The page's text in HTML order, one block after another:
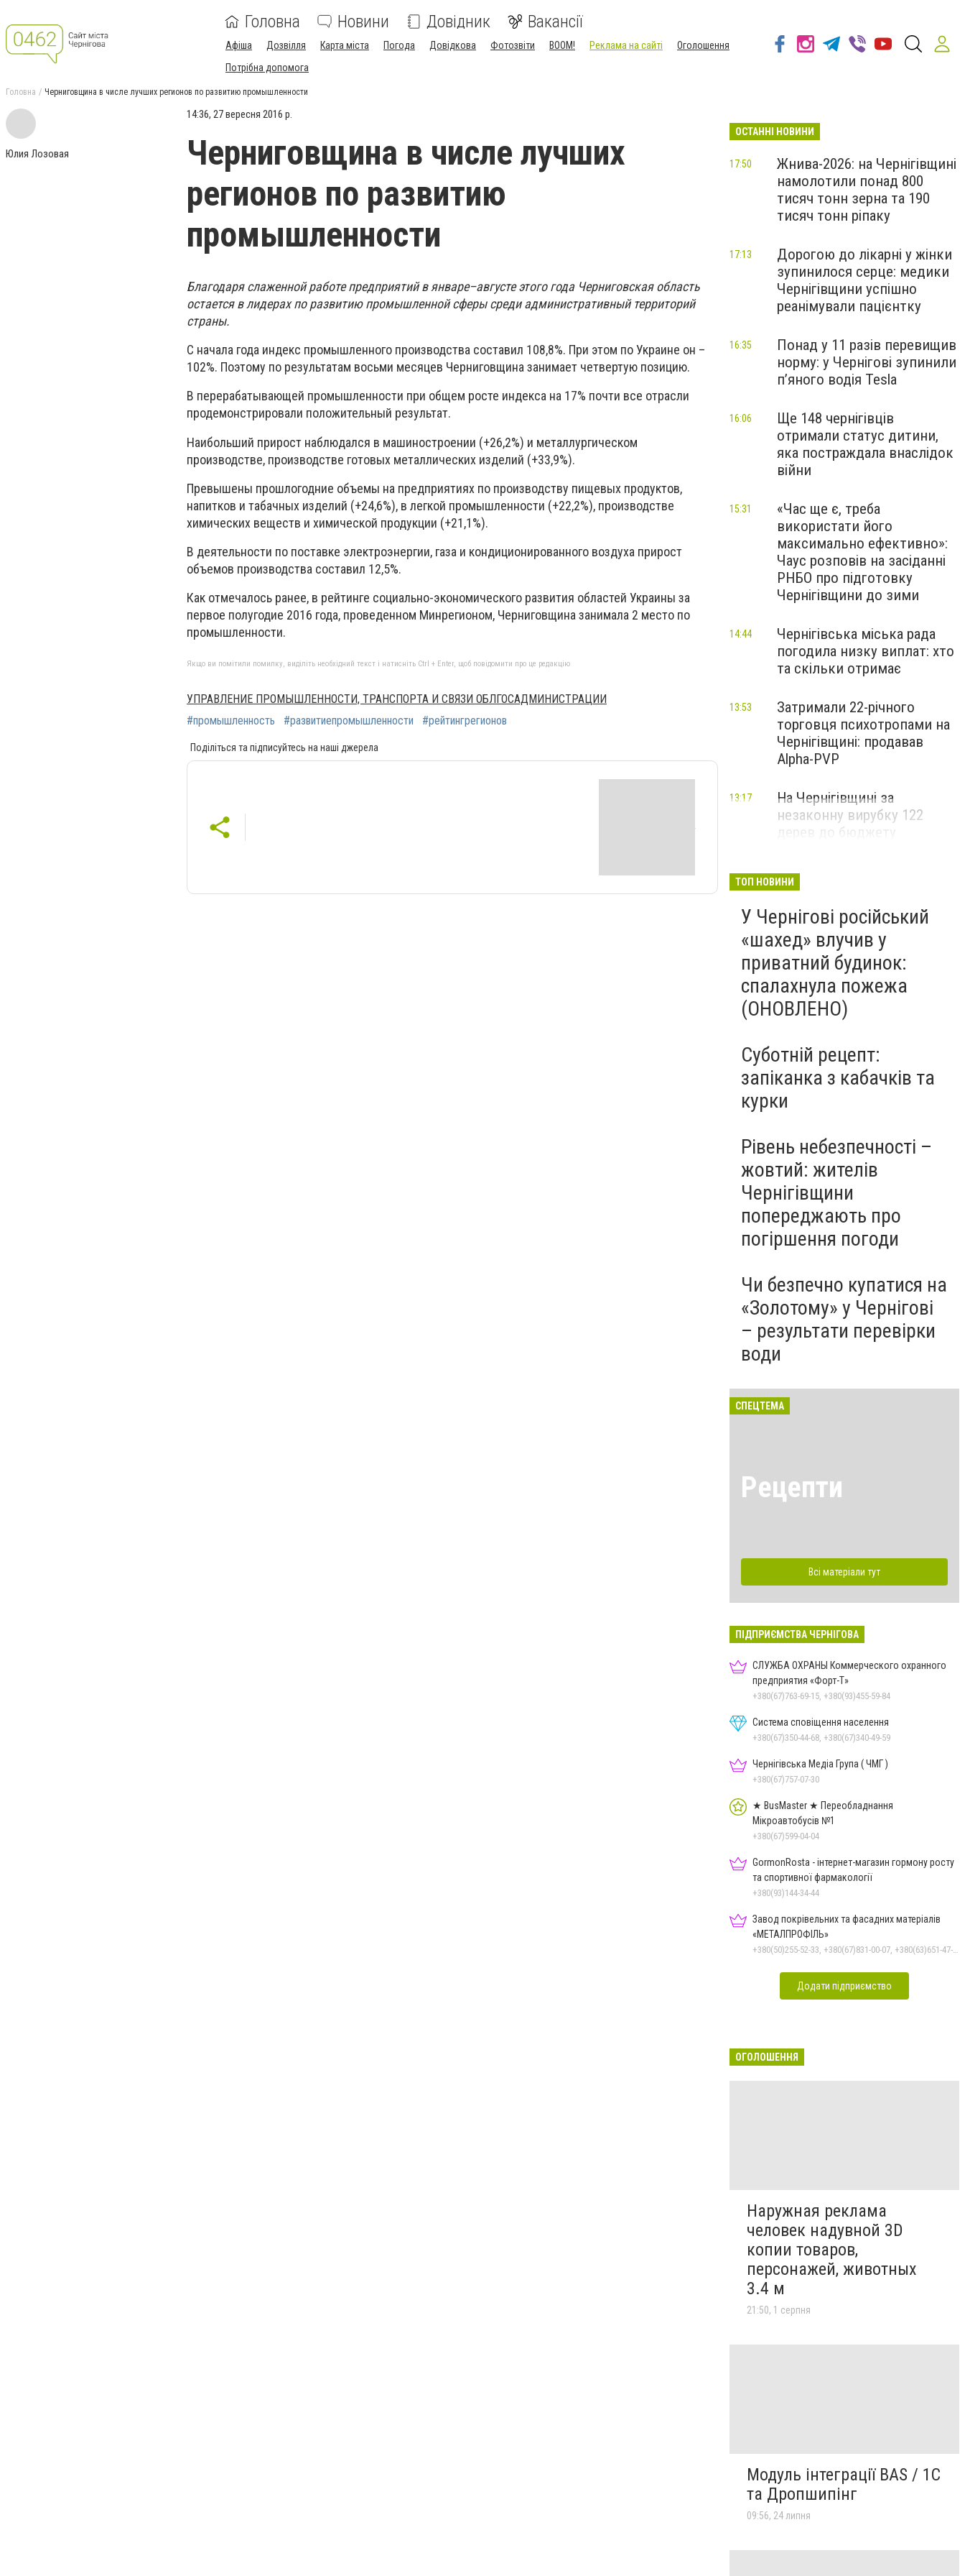
Головна Новини Довідник Вакансії
Афіша Дозвілля Карта міста Погода Довідкова Фотозвіти BOOM! Реклама на сайті
Оголошення
Потрібна допомога
Головна Черниговщина в числе лучших регионов по развитию промышленности
Юлия Лозовая
14:36, 27 вересня 2016 р.
Черниговщина в числе лучших
регионов по развитию
промышленности
Благодаря слаженной работе предприятий в январе–августе этого года Черниговская область
остается в лидерах по развитию промышленной сферы среди административный территорий
страны.
С начала года индекс промышленного производства составил 108,8%. При этом по Украине он –
102%. Поэтому по результатам восьми месяцев Черниговщина занимает четвертую позицию.
В перерабатывающей промышленности при общем росте индекса на 17% почти все отрасли
продемонстрировали положительный результат.
Наибольший прирост наблюдался в машиностроении (+26,2%) и металлургическом
производстве, производстве готовых металлических изделий (+33,9%).
Превышены прошлогодние объемы на предприятиях по производству пищевых продуктов,
напитков и табачных изделий (+24,6%), в легкой промышленности (+22,2%), производстве
химических веществ и химической продукции (+21,1%).
В деятельности по поставке электроэнергии, газа и кондиционированного воздуха прирост
объемов производства составил 12,5%.
Как отмечалось ранее, в рейтинге социально-экономического развития областей Украины за
первое полугодие 2016 года, проведенном Минрегионом, Черниговщина занимала 2 место по
промышленности.
Якщо ви помітили помилку, виділіть необхідний текст і натисніть Ctrl + Enter, щоб повідомити про це редакцію
УПРАВЛЕНИЕ ПРОМЫШЛЕННОСТИ, ТРАНСПОРТА И СВЯЗИ ОБЛГОСАДМИНИСТРАЦИИ
#промышленность
#развитиепромышленности #рейтингрегионов
Поділіться та підписуйтесь на наші джерела
ОСТАННІ НОВИНИ
Жнива-2026: на Чернігівщині
намолотили понад 800
тисяч тонн зерна та 190
тисяч тонн ріпаку
17:50
Дорогою до лікарні у жінки
зупинилося серце: медики
Чернігівщини успішно
реанімували пацієнтку
17:13
Понад у 11 разів перевищив
норму: у Чернігові зупинили
пʼяного водія Tesla
16:35
Ще 148 чернігівців
отримали статус дитини,
яка постраждала внаслідок
війни
16:06
«Час ще є, треба
використати його
максимально ефективно»:
Чаус розповів на засіданні
РНБО про підготовку
Чернігівщини до зими
15:31
Чернігівська міська рада
погодила низку виплат: хто
та скільки отримає
14:44
Затримали 22-річного
торговця психотропами на
Чернігівщині: продавав
Alpha-PVP
13:53
На Чернігівщині за
незаконну вирубку 122
дерев до бюджету
13:17
ТОП НОВИНИ
У Чернігові російський
«шахед» влучив у
приватний будинок:
спалахнула пожежа
(ОНОВЛЕНО)
Суботній рецепт:
запіканка з кабачків та
курки
Рівень небезпечності –
жовтий: жителів
Чернігівщини
попереджають про
погіршення погоди
Чи безпечно купатися на
«Золотому» у Чернігові
– результати перевірки
води
СПЕЦТЕМА
Рецепти
Всі матеріали тут
ПІДПРИЄМСТВА ЧЕРНІГОВА
СЛУЖБА ОХРАНЫ Коммерческого охранного
предприятия «Форт-Т»
+380(67)763-69-15, +380(93)455-59-84
Система сповіщення населення
+380(67)350-44-68, +380(67)340-49-59
Чернігівська Медіа Група ( ЧМГ )
+380(67)757-07-30
★ BusMaster ★ Переобладнання
Мікроавтобусів №1
+380(67)599-04-04
GormonRosta - інтернет-магазин гормону росту
та спортивної фармакології
+380(93)144-34-44
Завод покрівельних та фасадних матеріалів
«МЕТАЛПРОФІЛЬ»
Додати підприємство
ОГОЛОШЕННЯ
Наружная реклама
человек надувной 3D
копии товаров,
персонажей, животных
3.4 м
21:50, 1 серпня
Модуль інтеграції BAS / 1C
та Дропшипінг
09:56, 24 липня